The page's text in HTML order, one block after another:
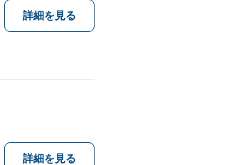
詳細を見る
詳細を見る